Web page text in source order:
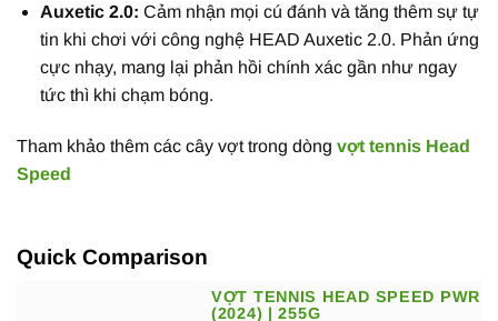
Auxetic 2.0: Cảm nhận mọi cú đánh và tăng thêm sự tự
tin khi chơi với công nghệ HEAD Auxetic 2.0. Phản ứng
cực nhạy, mang lại phản hồi chính xác gần như ngay
tức thì khi chạm bóng.
Tham khảo thêm các cây vợt trong dòng vợt tennis Head
Speed
Quick Comparison
VỢT TENNIS HEAD SPEED PWR
(2024) | 255G